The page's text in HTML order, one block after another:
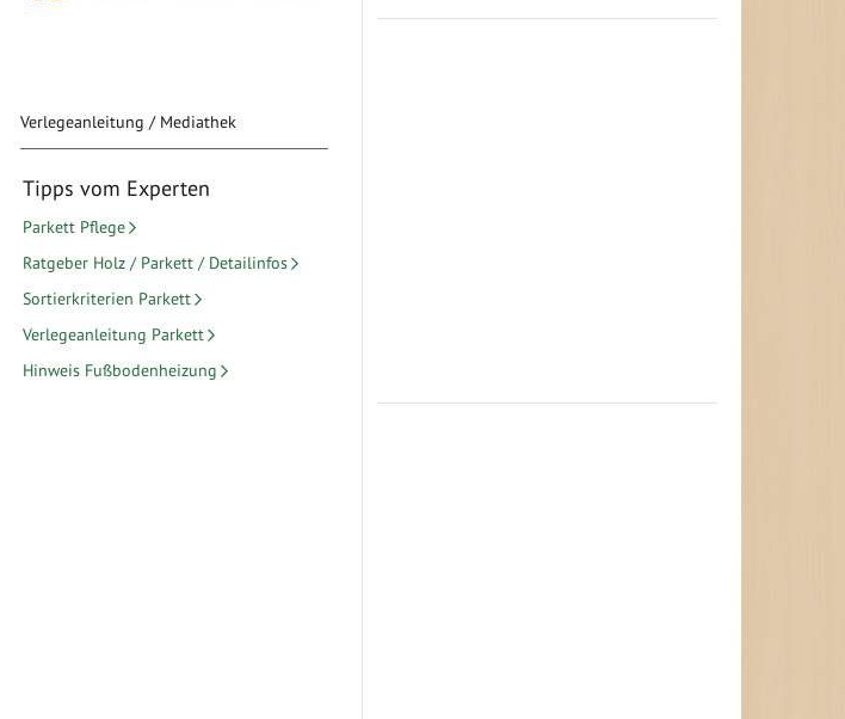
Verlegeanleitung / Mediathek
Tipps vom Experten
Parkett Pflege
Ratgeber Holz / Parkett / Detailinfos
Sortierkriterien Parkett
Verlegeanleitung Parkett
Hinweis Fußbodenheizung